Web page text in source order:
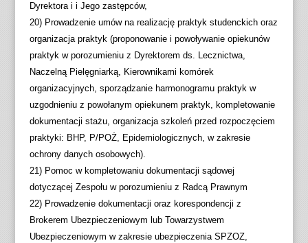
Dyrektora i i Jego zastępców,
20) Prowadzenie umów na realizację praktyk studenckich oraz
organizacja praktyk (proponowanie i powoływanie opiekunów
praktyk w porozumieniu z Dyrektorem ds. Lecznictwa,
Naczelną Pielęgniarką, Kierownikami komórek
organizacyjnych, sporządzanie harmonogramu praktyk w
uzgodnieniu z powołanym opiekunem praktyk, kompletowanie
dokumentacji stażu, organizacja szkoleń przed rozpoczęciem
praktyki: BHP, P/POŻ, Epidemiologicznych, w zakresie
ochrony danych osobowych).
21) Pomoc w kompletowaniu dokumentacji sądowej
dotyczącej Zespołu w porozumieniu z Radcą Prawnym
22) Prowadzenie dokumentacji oraz korespondencji z
Brokerem Ubezpieczeniowym lub Towarzystwem
Ubezpieczeniowym w zakresie ubezpieczenia SPZOZ,